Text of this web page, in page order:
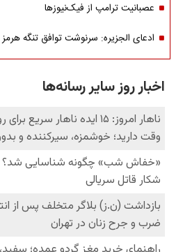
عصبانیت ترامپ از فیک‌نیوزها
ادعای الجزیره: سرنوشت توافق تنگه